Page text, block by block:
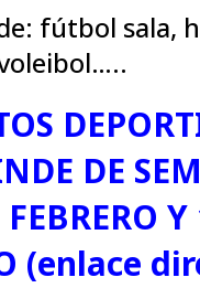
fútbol sala,
DE
Y
(enlace